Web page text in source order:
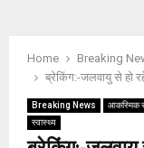
Home
Breaking
ब्रेकिंग:-जलवायु से हो
Breaking News आकस्मिक
स्वास्थ्य